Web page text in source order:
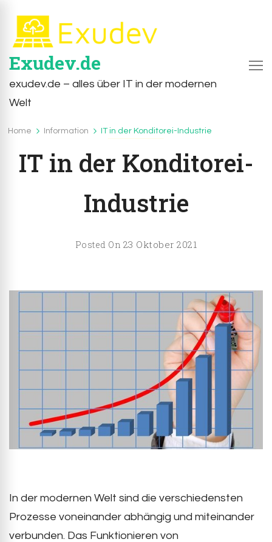
Exudev.de
exudev.de – alles über IT in der modernen
Welt
Home Information IT in der Konditorei-Industrie
Information
IT in der Konditorei-
Industrie
Posted On 23 Oktober 2021
In der modernen Welt sind die verschiedensten
Prozesse voneinander abhängig und miteinander
verbunden. Das Funktionieren von